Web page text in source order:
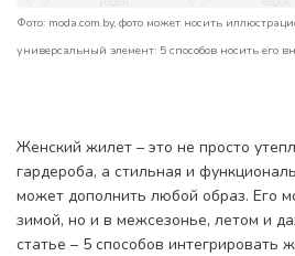
Фото: moda.com.by, фото может носить
универсальный элемент: 5 способов носить его
Женский жилет – это не просто
гардероба, а стильная и
может дополнить любой образ. Его
зимой, но и в межсезонье, летом и
статье – 5 способов интегрировать